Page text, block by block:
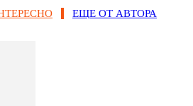
ЕЩЕ ОТ АВТОРА